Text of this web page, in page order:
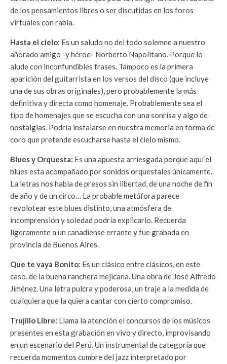
de los pensamientos libres o ser discutidas en los foros
virtuales con rabia.
Hasta el cielo: Es un saludo no del todo solemne a nuestro
añorado amigo -y héroe- Norberto Napolitano. Porque lo
alude con inconfundibles frases. Tampoco es la primera
aparición del guitarrista en los versos del disco (que incluye
una de sus obras originales), pero probablemente la más
definitiva y directa como homenaje. Probablemente sea el
tipo de homenajes que se escucha con una sonrisa y algo de
nostalgias. Podría instalarse en nuestra memoria en forma de
coro que pretende escucharse hasta el cielo mismo.
Blues y Orquesta: Es una apuesta arriesgada porque aquí el
blues esta acompañado por sonidos orquestales únicamente.
La letras nos habla de presos sin libertad, de una noche de fin
de año y de un circo… La probable metáfora parece
revolotear este blues distinto, una atmósfera de
incomprensión y soledad podría explicarlo. Recuerda
ligeramente a un canadiense errante y fue grabada en
provincia de Buenos Aires.
Que te vaya Bonito: Es un clásico entre clásicos, en este
caso, de la buena ranchera mejicana. Una obra de José Alfredo
Jiménez. Una letra pulcra y poderosa, un traje a la medida de
cualquiera que la quiera cantar con cierto compromiso.
Trujillo Libre: Llama la atención el concursos de los músicos
presentes en esta grabación en vivo y directo, improvisando
en un escenario del Perú. Un instrumental de categoría que
recuerda momentos cumbre del jazz interpretado por